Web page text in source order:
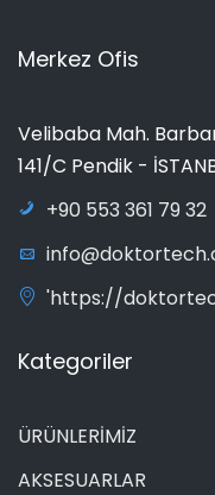
Merkez Ofis
Velibaba Mah.
141/C Pendik -
+90 553 361 79 32
'https://
Kategoriler
ÜRÜNLERİMİZ
AKSESUARLAR